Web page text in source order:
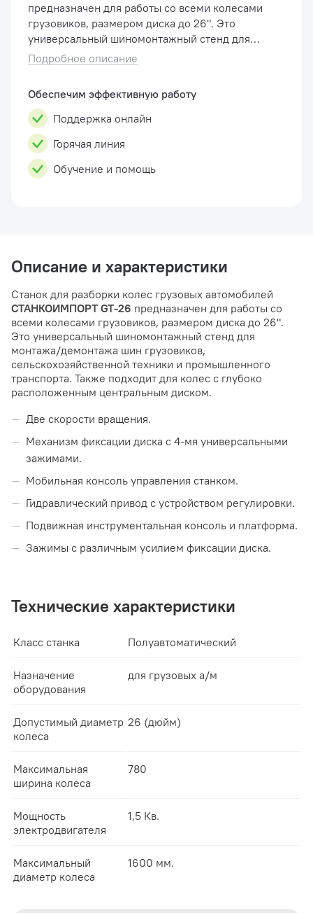
предназначен для работы со всеми колесами
грузовиков, размером диска до 26". Это
универсальный шиномонтажный стенд для
монтажа/демонтажа шин грузовиков,
сельскохозяйственной техники и
Подробное описание
Обеспечим эффективную работу
Поддержка онлайн
Горячая линия
Обучение и помощь
Описание и характеристики
Станок для разборки колес грузовых автомобилей
СТАНКОИМПОРТ GT-26 предназначен для работы со
всеми колесами грузовиков, размером диска до 26".
Это универсальный шиномонтажный стенд для
монтажа/демонтажа шин грузовиков,
сельскохозяйственной техники и промышленного
транспорта. Также подходит для колес с глубоко
расположенным центральным диском.
Две скорости вращения.
Механизм фиксации диска с 4-мя универсальными
зажимами.
Мобильная консоль управления станком.
Гидравлический привод с устройством регулировки.
Подвижная инструментальная консоль и платформа.
Зажимы с различным усилием фиксации диска.
Технические характеристики
Класс станка Полуавтоматический
Назначение
оборудования
для грузовых а/м
Допустимый диаметр
колеса
26 (дюйм)
Максимальная
ширина колеса
780
Мощность
электродвигателя
1,5 Кв.
Максимальный
диаметр колеса
1600 мм.